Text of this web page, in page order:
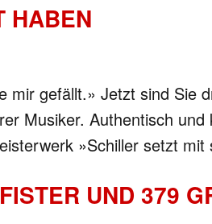
HABEN
gefällt.» Jetzt sind Sie
Musiker. Authentisch
»Schiller setzt
UND 379